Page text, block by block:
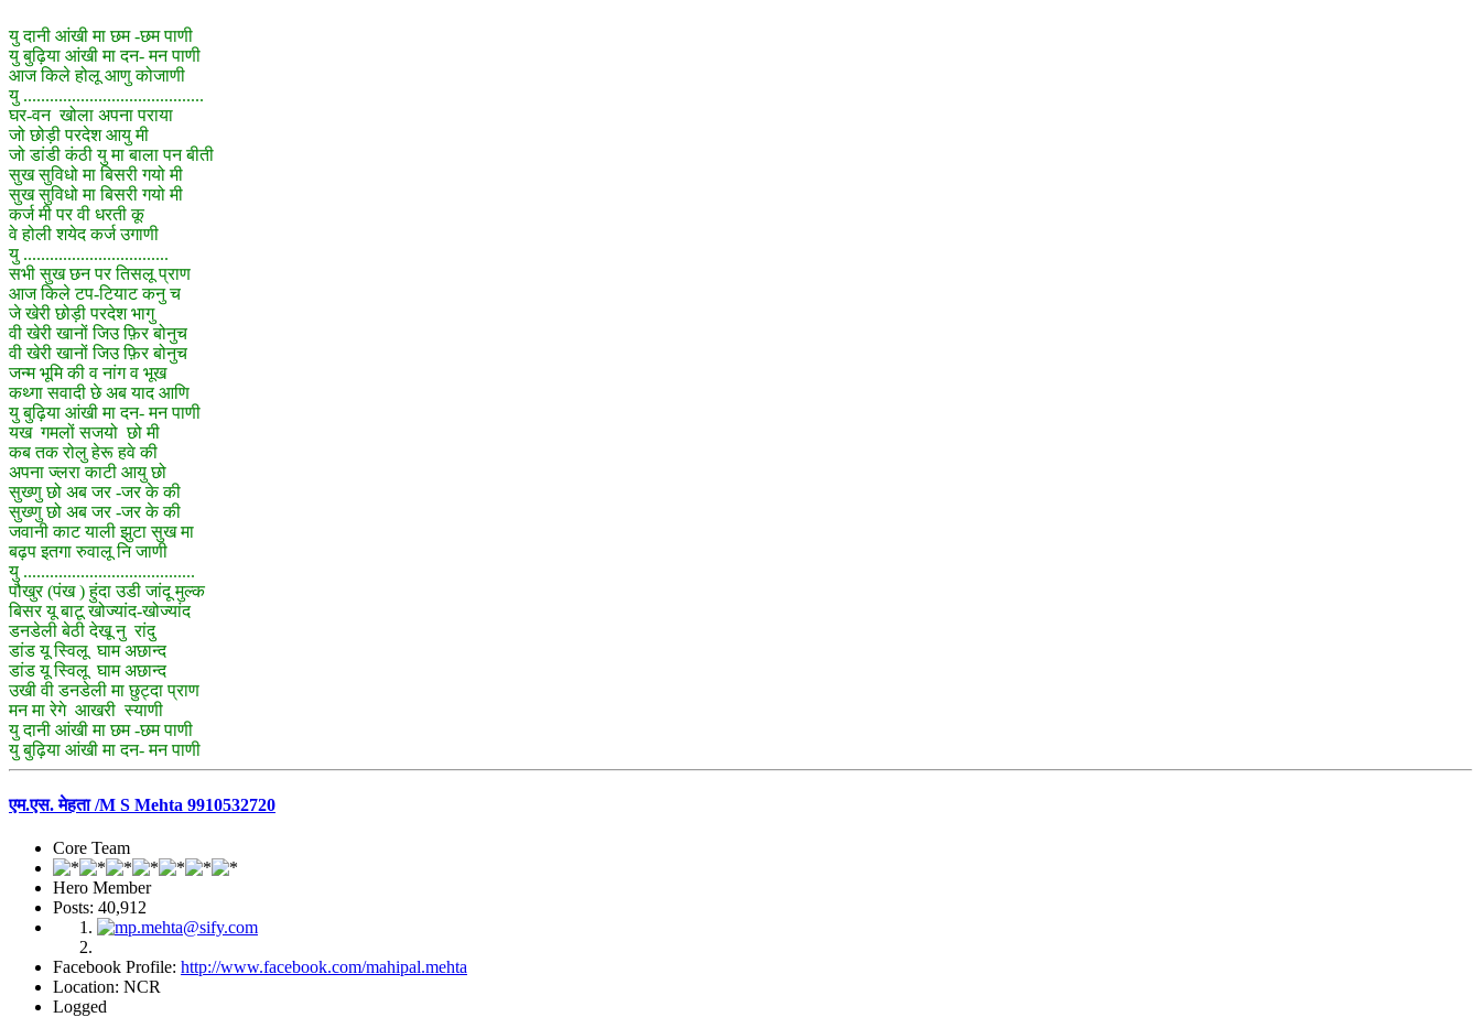
यु दानी आंखी मा छम -छम पाणी
यु बुढ़िया आंखी मा दन- मन पाणी
आज किले होलू आणु कोजाणी
यु .........................................
घर-वन खोला अपना पराया
जो छोड़ी परदेश आयु मी
जो डांडी कंठी यु मा बाला पन बीती
सुख सुविधो मा बिसरी गयो मी
सुख सुविधो मा बिसरी गयो मी
कर्ज मी पर वी धरती कू
वे होली शयेद कर्ज उगाणी
यु .................................
सभी सुख छन पर तिसलू प्राण
आज किले टप-टियाट कनु च
जे खेरी छोड़ी परदेश भागु
वी खेरी खानों जिउ फ़िर बोनुच
वी खेरी खानों जिउ फ़िर बोनुच
जन्म भूमि की व नांग व भूख
कथ्गा सवादी छे अब याद आणि
यु बुढ़िया आंखी मा दन- मन पाणी
यख गमलों सजयो छो मी
कब तक रोलु हेरू हवे की
अपना ज्लरा काटी आयु छो
सुख्णु छो अब जर -जर के की
सुख्णु छो अब जर -जर के की
जवानी काट याली झुटा सुख मा
बढ़प इतगा रुवालू नि जाणी
यु .......................................
पौखुर (पंख ) हुंदा उडी जांदू मुल्क
बिसर यू बाटू खोज्यांद-खोज्यांद
डनडेली बेठी देखू नु रांदु
डांड यू स्विलू घाम अछान्द
डांड यू स्विलू घाम अछान्द
उखी वी डनडेली मा छुट्दा प्राण
मन मा रेगे आखरी स्याणी
यु दानी आंखी मा छम -छम पाणी
यु बुढ़िया आंखी मा दन- मन पाणी
एम.एस. मेहता /M S Mehta 9910532720
Core Team
Hero Member
Posts: 40,912
Facebook Profile: http://www.facebook.com/mahipal.mehta
Location: NCR
Logged